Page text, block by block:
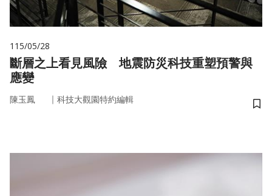
115/05/28
斷層之上看見風險 地震防災科技重塑預警與
應變
陳玉鳳 ｜ 科技大觀園特約編輯
儲